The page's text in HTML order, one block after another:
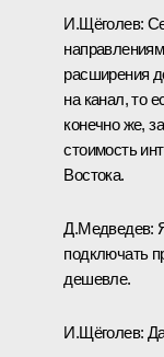
И.Щёголев:
расширения
на канал, то
конечно же,
стоимость
Востока.
Д.Медведев:
подключать
дешевле.
И.Щёголев: